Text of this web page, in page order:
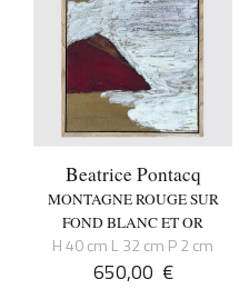
Beatrice Pontacq
MONTAGNE ROUGE SUR
FOND BLANC ET OR
H 40 cm L 32 cm P 2 cm
650,00 €